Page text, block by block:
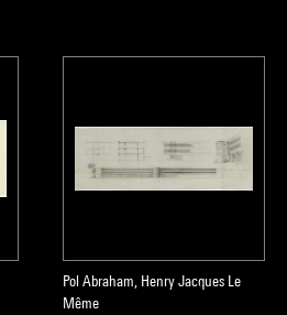
Pol Abraham, Henry Jacques Le
Même